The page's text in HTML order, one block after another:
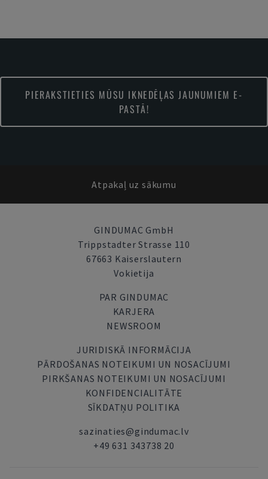
PIERAKSTIETIES MŪSU IKNEDĒĻAS JAUNUMIEM E-
PASTĀ!
Atpakaļ uz sākumu
GINDUMAC GmbH
Trippstadter Strasse 110
67663 Kaiserslautern
Vokietija
PAR GINDUMAC
KARJERA
NEWSROOM
JURIDISKĀ INFORMĀCIJA
PĀRDOŠANAS NOTEIKUMI UN NOSACĪJUMI
PIRKŠANAS NOTEIKUMI UN NOSACĪJUMI
KONFIDENCIALITĀTE
SĪKDATŅU POLITIKA
sazinaties@gindumac.lv
+49 631 343738 20